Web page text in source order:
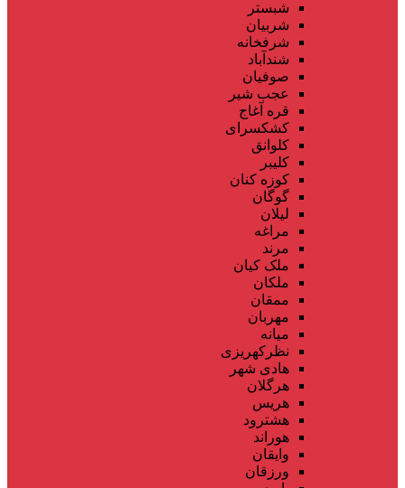
شبستر
شربیان
شرفخانه
شندآباد
صوفیان
عجب شیر
قره آغاج
کشکسرای
کلوانق
کلیبر
کوزه کنان
گوگان
لیلان
مراغه
مرند
ملک کیان
ملکان
ممقان
مهربان
میانه
نظرکهریزی
هادی شهر
هرگلان
هریس
هشترود
هوراند
وایقان
ورزقان